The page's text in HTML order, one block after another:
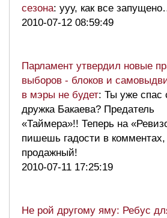
сезона: ууу, как все
2010-07-12 08:59:49
Парламент утвердил новые
выборов - блоков и
в мэры не будет: Ты уже спас
дружка Бакаева? Предатель
«Таймера»!! Теперь на
пишешь гадости в комментах,
продажный!
2010-07-11 17:25:19
Не рой другому яму: Ребус